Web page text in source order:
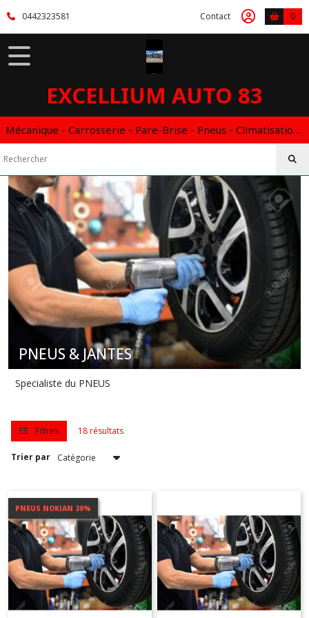
0442323581 Contact 0
EXCELLIUM AUTO 83
Mécanique - Carrosserie - Pare-Brise - Pneus - Climatisation - Entretien - Vidange Boite Auto - Boitier éthanol
PNEUS & JANTES
Specialiste du PNEUS
Filtres 18 résultats
Trier par
PNEUS NOKIAN 30%
Fermer
FILTRES
PNEUS
&
JANTES
PNEUS
ÉTÉ
(2)
PNEUS
SUV
(1)
PNEUS
SAISONS
(1)
4X4
(1)
(1)
PNEUS
HIVER
JANTES